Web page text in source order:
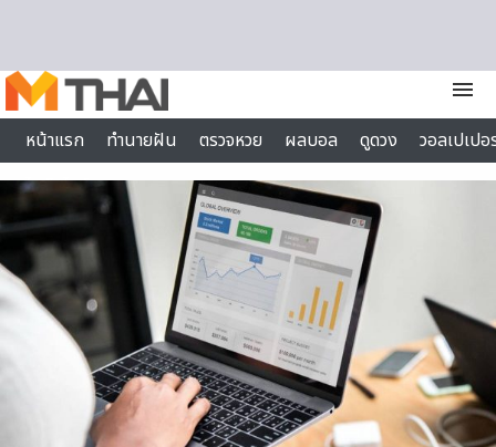
menu
หน้าแรก
ทำนายฝัน ตรวจหวย ผลบอล ดูดวง
วอลเปเป
ไลฟ์สไตล์